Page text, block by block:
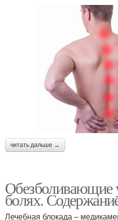
читать дальше →
Обезболивающие
болях.
Лечебная блокада –